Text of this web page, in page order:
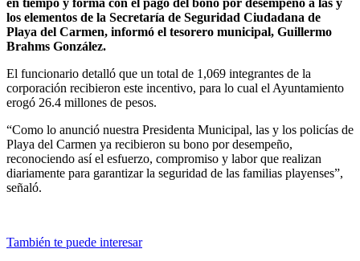
los elementos de la Secretaría de Seguridad Ciudadana de
Playa del Carmen, informó el tesorero municipal, Guillermo
Brahms González.
El funcionario detalló que un total de 1,069 integrantes de la
corporación recibieron este incentivo, para lo cual el Ayuntamiento
erogó 26.4 millones de pesos.
“Como lo anunció nuestra Presidenta Municipal, las y los policías de
Playa del Carmen ya recibieron su bono por desempeño,
reconociendo así el esfuerzo, compromiso y labor que realizan
diariamente para garantizar la seguridad de las familias playenses”,
señaló.
También te puede interesar